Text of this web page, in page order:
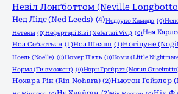
Невіл Лонґботтом (Neville
Нед Лідс (Ned Leeds) (4)Недзуко Камадо (0)
Нетеям (0)Нефертарі Віві (Nefertari Vivi) (0)Нея
Ноа Себастьян (1)Ноа Шнапп (1)Ногіцуне
Ноель (Noelle) (0)Номер П'ять (0)Номи (Little
Норма (Ти зможеш) (0)Норн Грейрат (Norun
Нохара Рін (Rin Nohara) (2)Ньютон Ґейзлер